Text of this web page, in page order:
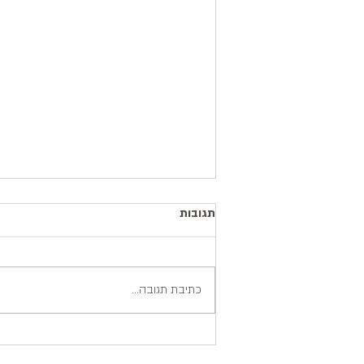
ראיית השלם: עיקרון מפתח בעבודת
תגובות
כתיבת תגובה...